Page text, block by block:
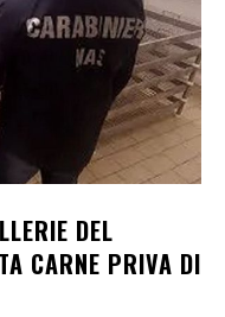
DEL
CARNE PRIVA DI